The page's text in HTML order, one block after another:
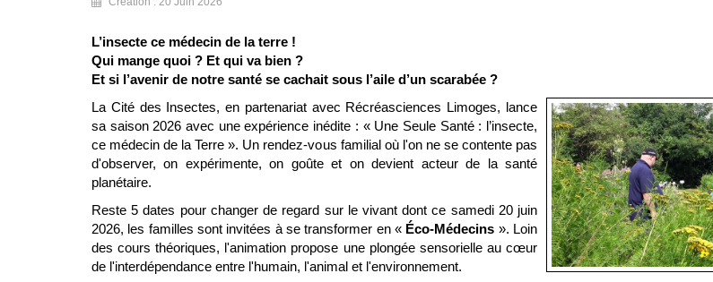
L’insecte ce médecin de la terre !
Qui mange quoi ? Et qui va bien ?
Et si l’avenir de notre santé se cachait sous l’aile d’un scarabée ?
La Cité des Insectes, en partenariat avec Récréasciences Limoges, lance
sa saison 2026 avec une expérience inédite : « Une Seule Santé : l’insecte,
ce médecin de la Terre ». Un rendez-vous familial où l'on ne se contente pas
d'observer, on expérimente, on goûte et on devient acteur de la santé
planétaire.
Reste 5 dates pour changer de regard sur le vivant dont ce samedi 20 juin
2026, les familles sont invitées à se transformer en « Éco-Médecins ». Loin
des cours théoriques, l'animation propose une plongée sensorielle au cœur
de l'interdépendance entre l'humain, l'animal et l'environnement.